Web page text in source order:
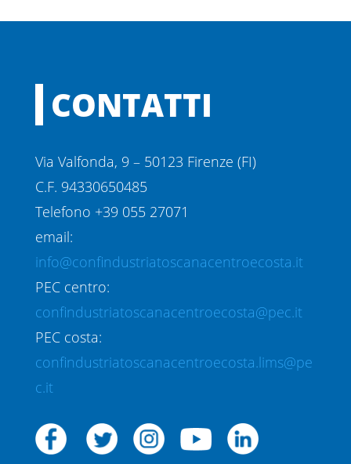
CONTATTI
Via Valfonda, 9 – 50123 Firenze (FI)
C.F. 94330650485
Telefono +39 055 27071
email:
info@confindustriatoscanacentroecosta.it
PEC centro:
confindustriatoscanacentroecosta@pec.it
PEC costa:
confindustriatoscanacentroecosta.lims@pe
c.it